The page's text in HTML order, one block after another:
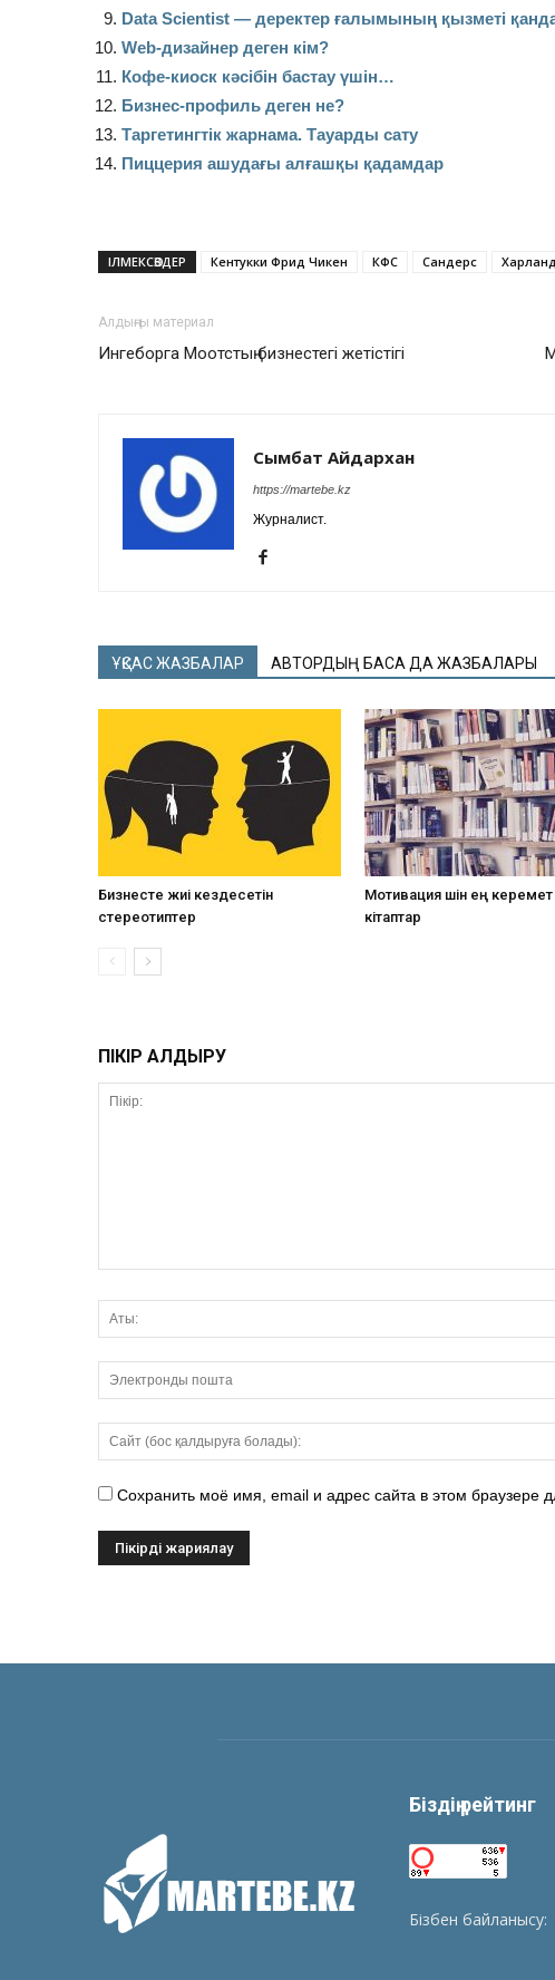
Data Scientist — деректер ғалымының қызметі
Web-дизайнер деген кім?
Кофе-киоск кәсібін бастау үшін…
Бизнес-профиль деген не?
Таргетингтік жарнама. Тауарды сату
Пиццерия ашудағы алғашқы қадамдар
ІЛМЕКСӨЗДЕР Кентукки Фрид Чикен КФС Сандерс
Алдыңғы материал
Ингеборга Моотстың бизнестегі жетістігі
Сымбат Айдархан
https://martebe.kz
Журналист.
ҰҚСАС ЖАЗБАЛАР АВТОРДЫҢ БАСҚА ДА ЖАЗБАЛАРЫ
Бизнесте жиі кездесетін
стереотиптер
Мотивация үшін ең керемет
кітаптар
ПІКІР ҚАЛДЫРУ
Сохранить моё имя, email и адрес сайта в этом браузере
Біздің рейтинг
Бізбен байланысу: